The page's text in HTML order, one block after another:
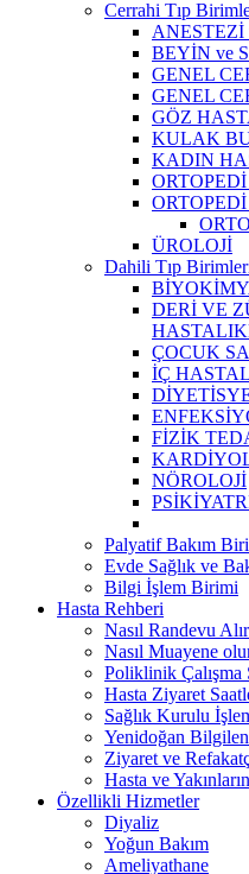
Cerrahi Tıp
BEYİN ve
GENEL
GENEL
GÖZ
KULAK
KADIN
ÜROLOJİ
Dahili Tıp
DERİ VE
ÇOCUK
İÇ
FİZİK
NÖROLOJİ
Palyatif Bakım
Evde Sağlık ve
Bilgi İşlem Birimi
Hasta Rehberi
Nasıl Randevu
Nasıl Muayene
Poliklinik Çalışma
Hasta Ziyaret
Sağlık Kurulu
Yenidoğan
Ziyaret ve
Hasta ve
Özellikli Hizmetler
Diyaliz
Yoğun Bakım
Ameliyathane